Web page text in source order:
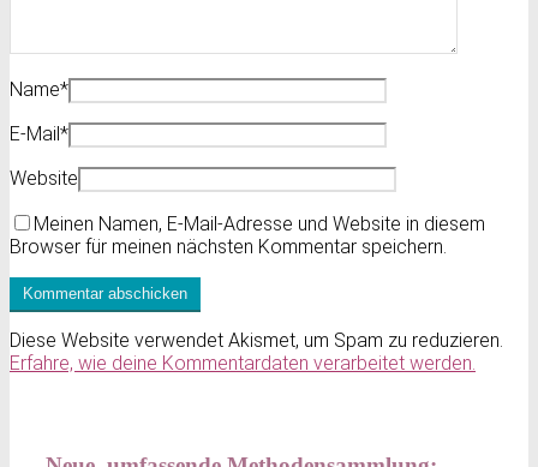
Name*
E-Mail*
Website
Meinen Namen, E-Mail-Adresse und Website in diesem
Browser für meinen nächsten Kommentar speichern.
Diese Website verwendet Akismet, um Spam zu reduzieren.
Erfahre, wie deine Kommentardaten verarbeitet werden.